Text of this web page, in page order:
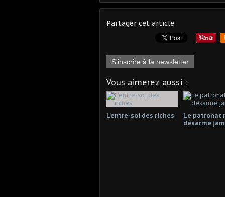
Partager cet article
S'inscrire à la newsletter
Vous aimerez aussi :
L'entre-soi des riches
Le patronat
désarme